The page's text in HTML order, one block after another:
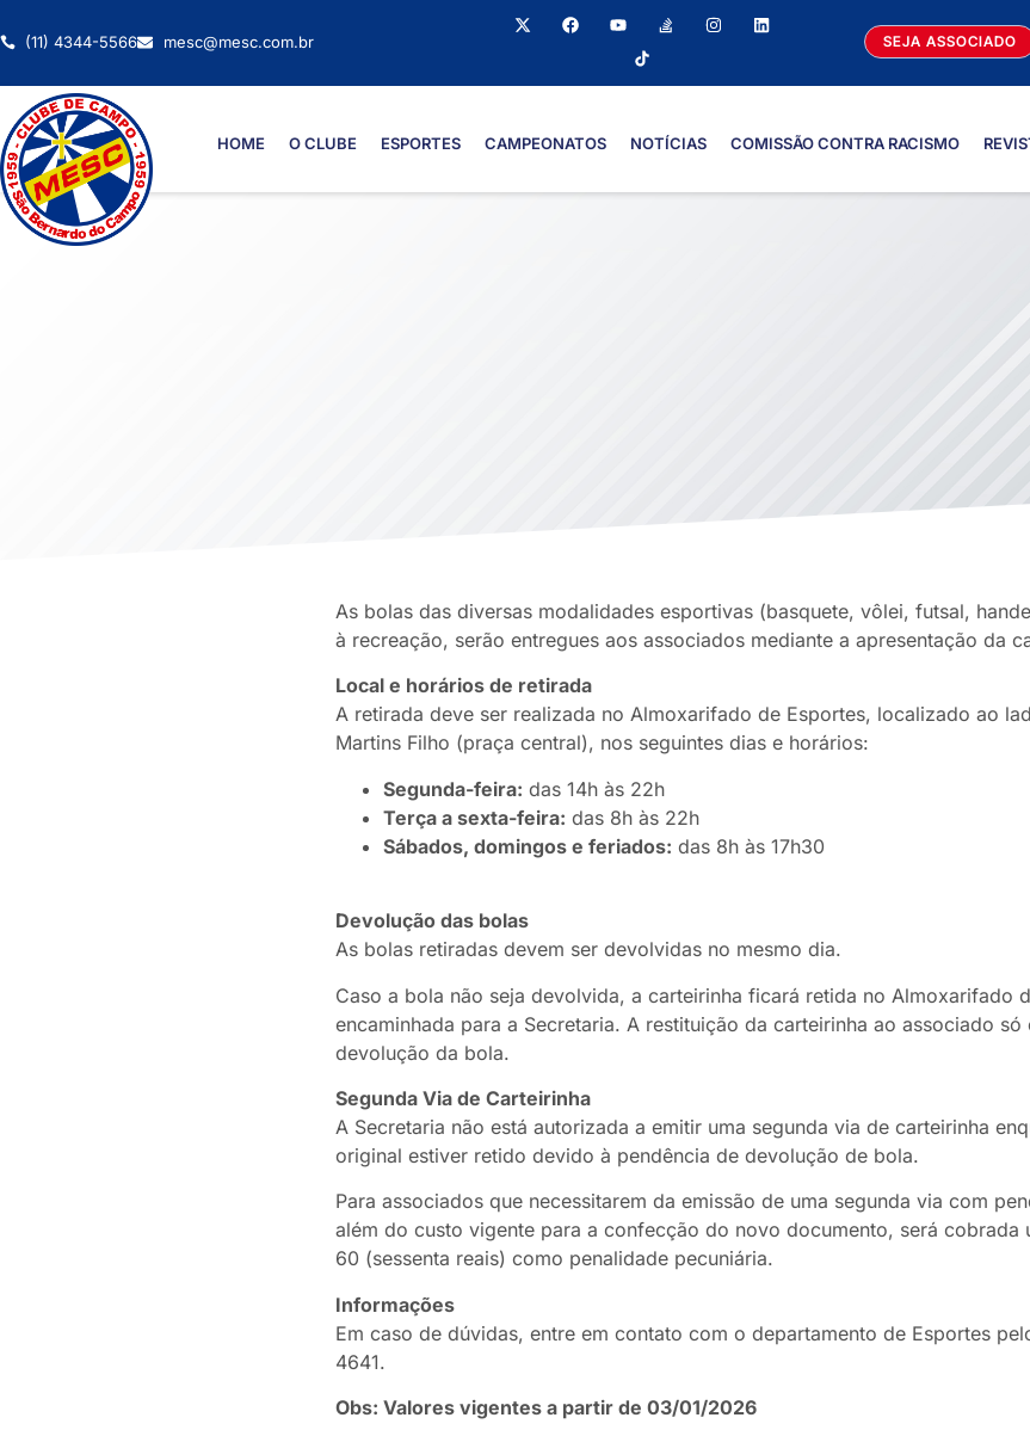
(11) 4344-5566 mesc@mesc.com.br SEJA ASSOCIADO
HOME O CLUBE ESPORTES CAMPEONATOS NOTÍCIAS COMISSÃO CONTRA RACISMO
As bolas das diversas modalidades esportivas (basquete, vôlei, futsal,
à recreação, serão entregues aos associados mediante a apresentação da
Local e horários de retirada
A retirada deve ser realizada no Almoxarifado de Esportes, localizado ao
Martins Filho (praça central), nos seguintes dias e horários:
Segunda-feira: das 14h às 22h
Terça a sexta-feira: das 8h às 22h
Sábados, domingos e feriados: das 8h às 17h30
Devolução das bolas
As bolas retiradas devem ser devolvidas no mesmo dia.
Caso a bola não seja devolvida, a carteirinha ficará retida no Almoxarifado
encaminhada para a Secretaria. A restituição da carteirinha ao associado
devolução da bola.
Segunda Via de Carteirinha
A Secretaria não está autorizada a emitir uma segunda via de carteirinha
original estiver retido devido à pendência de devolução de bola.
Para associados que necessitarem da emissão de uma segunda via com
além do custo vigente para a confecção do novo documento, será cobrada
60 (sessenta reais) como penalidade pecuniária.
Informações
Em caso de dúvidas, entre em contato com o departamento de Esportes
4641.
Obs: Valores vigentes a partir de 03/01/2026